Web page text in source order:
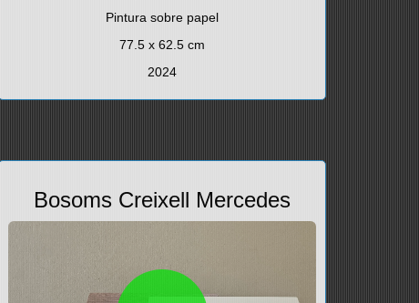
Pintura sobre papel
77.5 x 62.5 cm
2024
Bosoms Creixell Mercedes